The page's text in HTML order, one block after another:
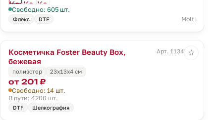
Свободно: 605 шт.
Флекс DTF Molti
Косметичка Foster Beauty Box,
бежевая
Арт. 11343.00
полиэстер 23х13х4 см
от 201 ₽
Свободно: 14 шт.
В пути: 4200 шт.
DTF Шелкография
☆